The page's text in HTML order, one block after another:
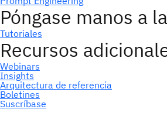
Suscríbase